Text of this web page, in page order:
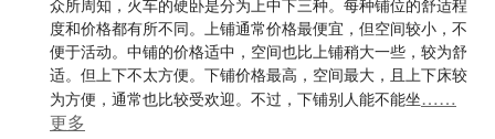
众所周知，火车的硬卧是分为上中下三种。每种铺位的舒适程
度和价格都有所不同。上铺通常价格最便宜，但空间较小，不
便于活动。中铺的价格适中，空间也比上铺稍大一些，较为舒
适。但上下不太方便。下铺价格最高，空间最大，且上下床较
为方便，通常也比较受欢迎。不过，下铺别人能不能坐……
更多